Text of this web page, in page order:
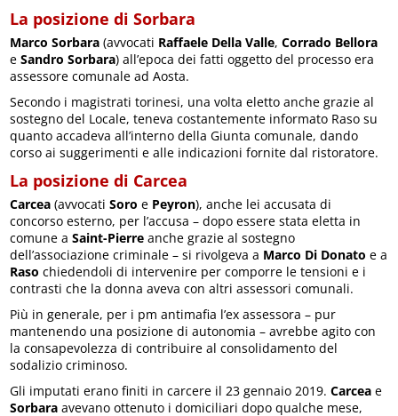
La posizione di Sorbara
Marco Sorbara (avvocati Raffaele Della Valle,Corrado Bellora
eSandro Sorbara) all’epoca dei fatti oggetto del processo era
assessore comunale ad Aosta.
Secondo i magistrati torinesi, una volta eletto anche grazie al
sostegno del Locale, teneva costantemente informato Raso su
quanto accadeva all’interno della Giunta comunale, dando
corso ai suggerimenti e alle indicazioni fornite dal ristoratore.
La posizione di Carcea
Carcea (avvocatiSoro e Peyron), anche lei accusata di
concorso esterno, per l’accusa – dopo essere stata eletta in
comune aSaint-Pierre anche grazie al sostegno
dell’associazione criminale – si rivolgeva a Marco Di Donato e a
Raso chiedendoli di intervenire per comporre le tensioni e i
contrasti che la donna aveva con altri assessori comunali.
Più in generale, per i pm antimafia l’ex assessora – pur
mantenendo una posizione di autonomia – avrebbe agito con
la consapevolezza di contribuire al consolidamento del
sodalizio criminoso.
Gli imputati erano finiti in carcere il 23 gennaio 2019.Carcea e
Sorbara avevano ottenuto i domiciliari dopo qualche mese,